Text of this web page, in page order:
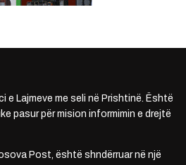
Lajmeve me seli në Prishtinë. Është
pasur për mision informimin e drejtë
Post, është shndërruar në një